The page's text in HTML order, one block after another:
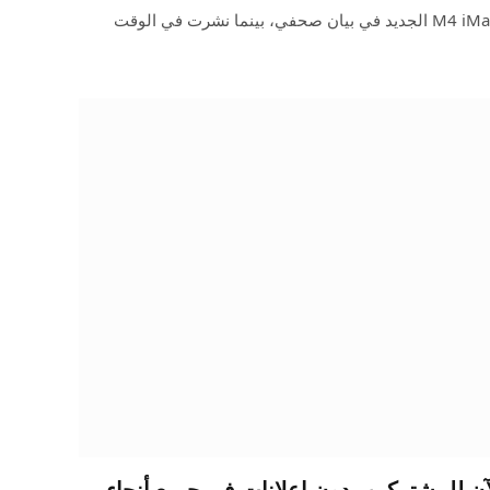
أطلقت شركة Apple اليوم جهاز M4 iMac الجديد في بيان صحفي، بينما نشرت في الوقت